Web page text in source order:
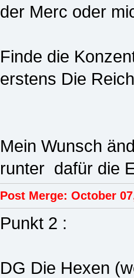
der Merc oder
Finde die
erstens Die
Mein Wunsch
runter dafür die
Post Merge: October
Punkt 2 :
DG Die Hexen